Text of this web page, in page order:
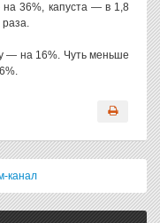
36%, капуста — в 1,8
— на 16%. Чуть меньше
канал